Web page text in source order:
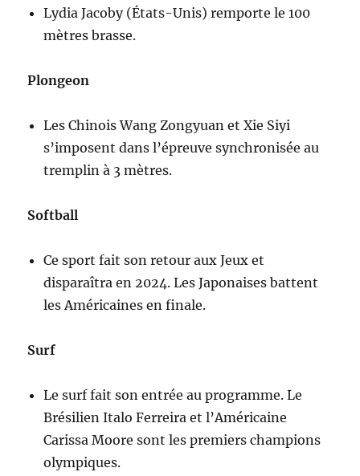
Lydia Jacoby (États-Unis) remporte le 100
mètres brasse.
Plongeon
Les Chinois Wang Zongyuan et Xie Siyi
s’imposent dans l’épreuve synchronisée au
tremplin à 3 mètres.
Softball
Ce sport fait son retour aux Jeux et
disparaîtra en 2024. Les Japonaises battent
les Américaines en finale.
Surf
Le surf fait son entrée au programme. Le
Brésilien Italo Ferreira et l’Américaine
Carissa Moore sont les premiers champions
olympiques.